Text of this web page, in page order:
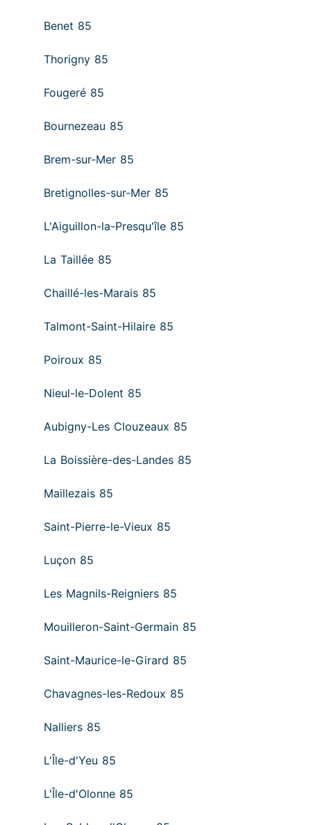
Benet 85
Thorigny 85
Fougeré 85
Bournezeau 85
Brem-sur-Mer 85
Bretignolles-sur-Mer 85
L'Aiguillon-la-Presqu'île 85
La Taillée 85
Chaillé-les-Marais 85
Talmont-Saint-Hilaire 85
Poiroux 85
Nieul-le-Dolent 85
Aubigny-Les Clouzeaux 85
La Boissière-des-Landes 85
Maillezais 85
Saint-Pierre-le-Vieux 85
Luçon 85
Les Magnils-Reigniers 85
Mouilleron-Saint-Germain 85
Saint-Maurice-le-Girard 85
Chavagnes-les-Redoux 85
Nalliers 85
L'Île-d'Yeu 85
L'Île-d'Olonne 85